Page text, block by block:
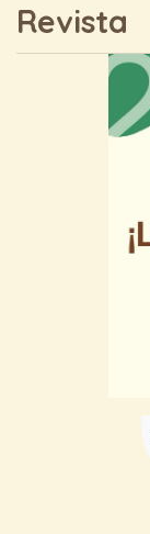
Revista